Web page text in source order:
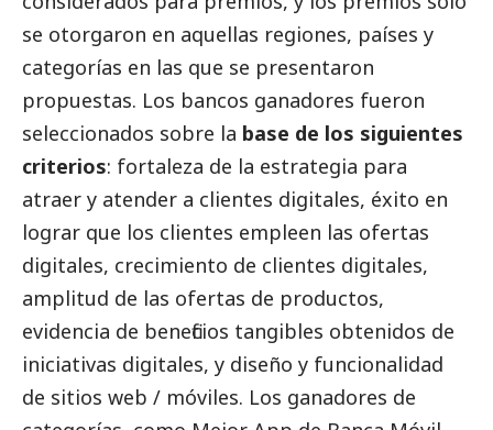
se otorgaron en aquellas regiones, países y
categorías en las que se presentaron
propuestas. Los bancos ganadores fueron
seleccionados sobre la base de los siguientes
criterios: fortaleza de la estrategia para
atraer y atender a clientes digitales, éxito en
lograr que los clientes empleen las ofertas
digitales, crecimiento de clientes digitales,
amplitud de las ofertas de productos,
evidencia de beneficios tangibles obtenidos de
iniciativas digitales, y diseño y funcionalidad
de sitios web / móviles. Los ganadores de